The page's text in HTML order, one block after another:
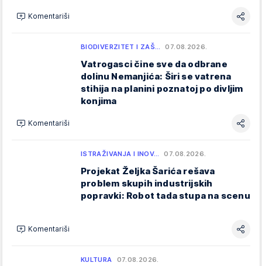
Komentariši
BIODIVERZITET I ZAŠ… 07.08.2026.
Vatrogasci čine sve da odbrane
dolinu Nemanjića: Širi se vatrena
stihija na planini poznatoj po divljim
konjima
Komentariši
ISTRAŽIVANJA I INOV… 07.08.2026.
Projekat Željka Šarića rešava
problem skupih industrijskih
popravki: Robot tada stupa na scenu
Komentariši
KULTURA 07.08.2026.